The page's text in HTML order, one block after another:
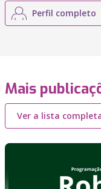
Perfil completo
Mais
Ver a lista